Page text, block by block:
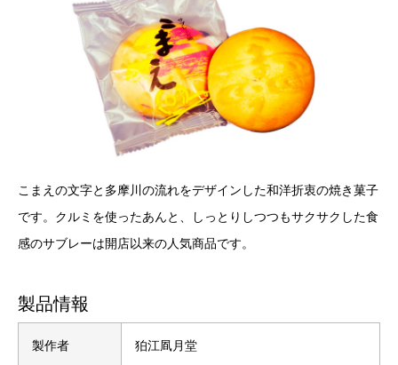
こまえの文字と多摩川の流れをデザインした和洋折衷の焼き菓子
です。クルミを使ったあんと、しっとりしつつもサクサクした食
感のサブレーは開店以来の人気商品です。
製品情報
製作者 狛江凮月堂